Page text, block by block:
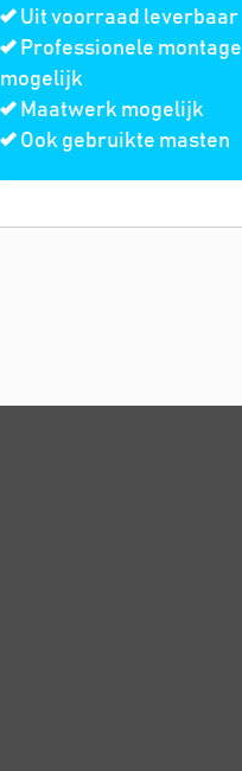
Uit voorraad leverbaar
Professionele montage
mogelijk
Maatwerk mogelijk
Ook gebruikte masten